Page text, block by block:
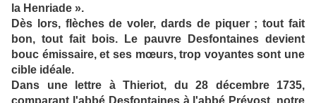
la Henriade ».
Dès lors, flèches de voler, dards de piquer ; tout fait
bon, tout fait bois. Le pauvre Desfontaines devient
bouc émissaire, et ses mœurs, trop voyantes sont une
cible idéale.
Dans une lettre à Thieriot, du 28 décembre 1735,